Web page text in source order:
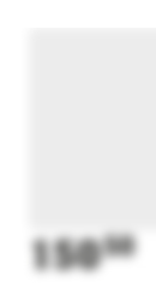
15050